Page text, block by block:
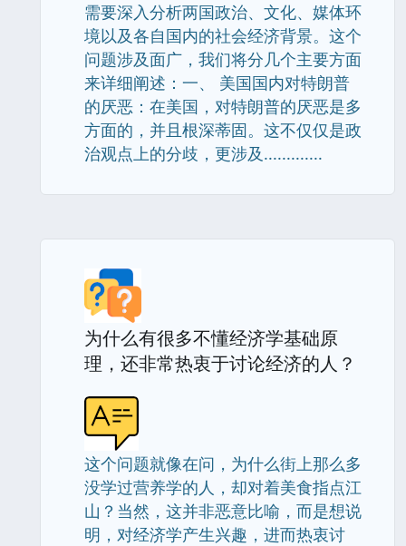
需要深入分析两国政治、文化、媒体环
境以及各自国内的社会经济背景。这个
问题涉及面广，我们将分几个主要方面
来详细阐述：一、 美国国内对特朗普
的厌恶：在美国，对特朗普的厌恶是多
方面的，并且根深蒂固。这不仅仅是政
治观点上的分歧，更涉及.............
为什么有很多不懂经济学基础原
理，还非常热衷于讨论经济的人？
这个问题就像在问，为什么街上那么多
没学过营养学的人，却对着美食指点江
山？当然，这并非恶意比喻，而是想说
明，对经济学产生兴趣，进而热衷讨